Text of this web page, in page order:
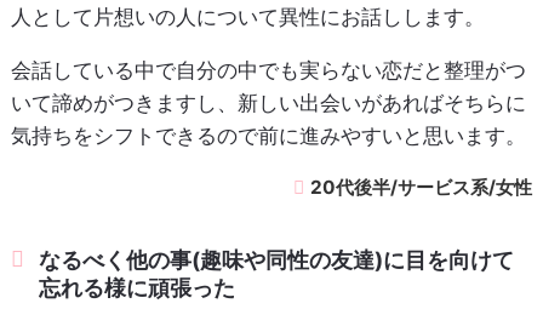
人として片想いの人について異性にお話しします。
会話している中で自分の中でも実らない恋だと整理がつ
いて諦めがつきますし、新しい出会いがあればそちらに
気持ちをシフトできるので前に進みやすいと思います。
20代後半/サービス系/女性
なるべく他の事(趣味や同性の友達)に目を向けて
忘れる様に頑張った